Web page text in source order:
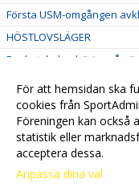
Första USM-omgången
HÖSTLOVSLÄGER
Basketskolan börjar på
Missa inte damlagets
Besök vår Klubbshop
Välkommen till vår nya
För att hemsidan ska
cookies från
Föreningen kan också
statistik eller
acceptera dessa.
Anpassa dina val